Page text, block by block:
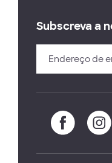
Subscreva a